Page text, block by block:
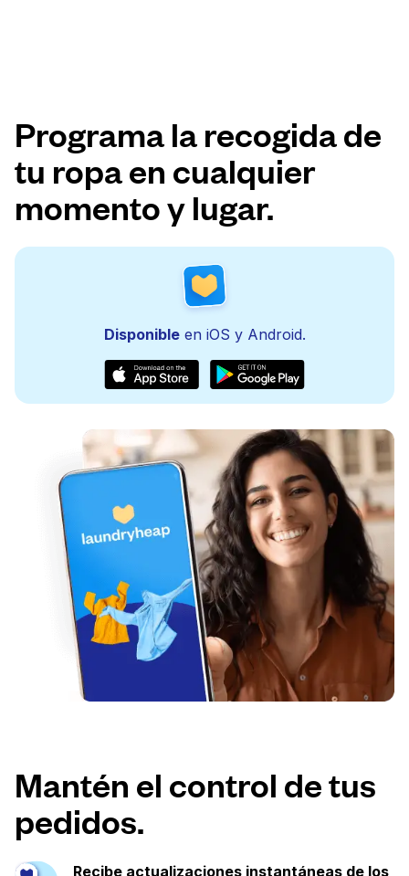
Programa la recogida de
tu ropa en cualquier
momento y lugar.
Disponibleen iOS y Android.
Mantén el control de tus
pedidos.
Recibe actualizaciones instantáneas de los